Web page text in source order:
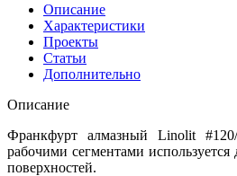
Описание
Характеристики
Проекты
Статьи
Дополнительно
Описание
Франкфурт алмазный Linolit
рабочими сегментами
поверхностей.